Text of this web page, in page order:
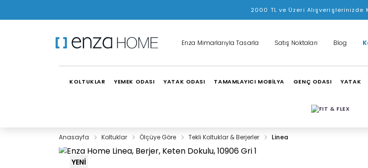
2000 TL ve Üzeri Alışverişlerinizde
Enza Mimarlarıyla Tasarla Satış Noktaları Blog
KOLTUKLAR YEMEK ODASI YATAK ODASI TAMAMLAYICI MOBİLYA GENÇ ODASI YATAK
Anasayfa Koltuklar Ölçüye Göre Tekli Koltuklar & Berjerler Linea
YENİ